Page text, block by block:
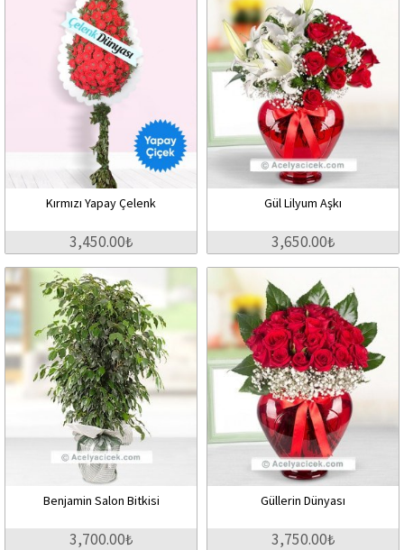
Kırmızı Yapay Çelenk
3,450.00₺
Gül Lilyum Aşkı
3,650.00₺
Benjamin Salon Bitkisi
3,700.00₺
Güllerin Dünyası
3,750.00₺